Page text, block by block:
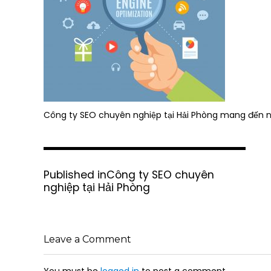
Công ty SEO chuyên nghiệp tại Hải Phòng mang
o
s
a
v
i
Published inCông ty SEO chuyên
nghiệp tại Hải Phòng
Leave a Comment